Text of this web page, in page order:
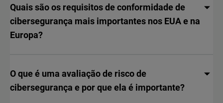
Quais são os requisitos de conformidade de
cibersegurança mais importantes nos EUA e na
Europa?
O que é uma avaliação de risco de
cibersegurança e por que ela é importante?